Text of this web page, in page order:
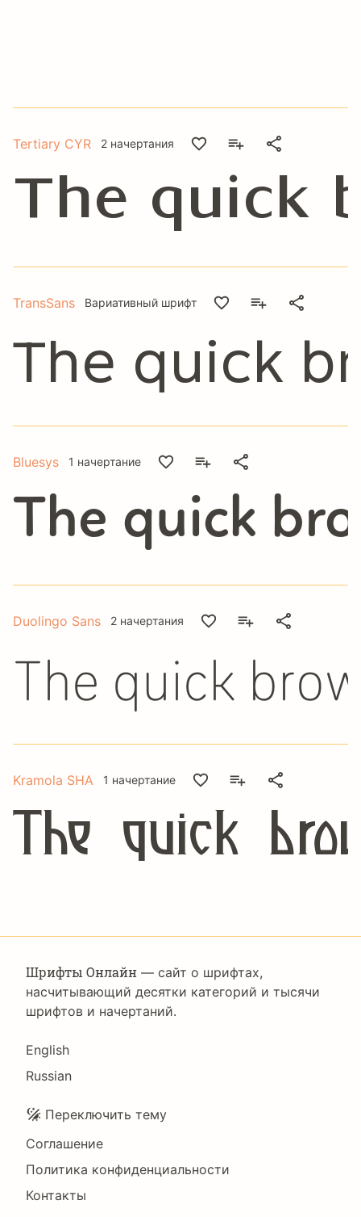
Tertiary CYR 2 начертания
The quick
TransSans Вариативный шрифт
The quick
Bluesys 1 начертание
The quick
Duolingo Sans 2 начертания
The quick
Kramola SHA 1 начертание
The quick
Шрифты Онлайн — сайт о шрифтах,
насчитывающий десятки категорий и тысячи
шрифтов и начертаний.
Language
English
Russian
Подвал
Переключить тему
Соглашение
Политика конфиденциальности
Контакты